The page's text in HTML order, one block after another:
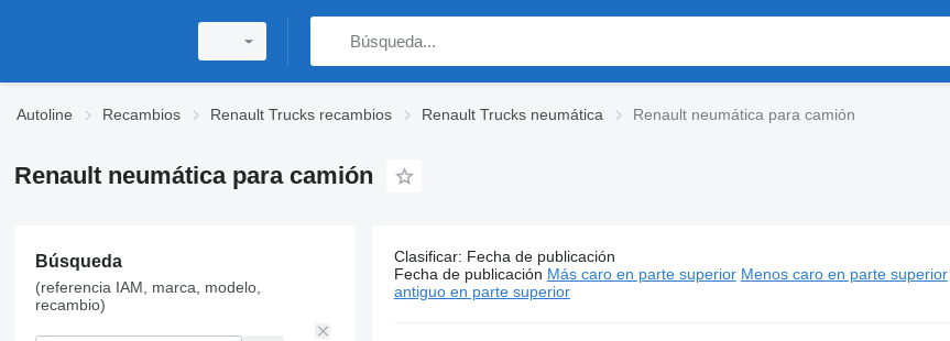
Autoline Recambios Renault Trucks recambios Renault Trucks neumática Renault neumática para camión
Renault neumática para camión
Búsqueda
(referencia IAM, marca, modelo,
recambio)
329 anuncios:Renault neumática para camión
Precio: S/ 66 - S/ 2,700
Clasificar: Fecha de publicación
Fecha de publicación Más caro en parte superior Menos caro en parte superior
antiguo en parte superior